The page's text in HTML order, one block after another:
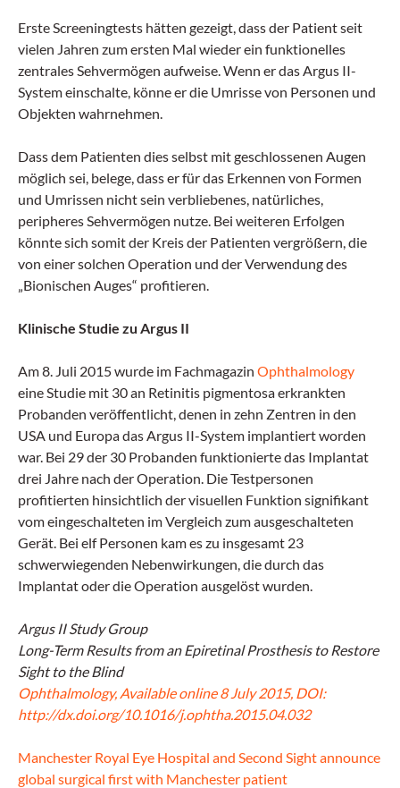
Erste Screeningtests hätten gezeigt, dass der Patient seit
vielen Jahren zum ersten Mal wieder ein funktionelles
zentrales Sehvermögen aufweise. Wenn er das Argus II-
System einschalte, könne er die Umrisse von Personen und
Objekten wahrnehmen.
Dass dem Patienten dies selbst mit geschlossenen Augen
möglich sei, belege, dass er für das Erkennen von Formen
und Umrissen nicht sein verbliebenes, natürliches,
peripheres Sehvermögen nutze. Bei weiteren Erfolgen
könnte sich somit der Kreis der Patienten vergrößern, die
von einer solchen Operation und der Verwendung des
„Bionischen Auges“ profitieren.
Klinische Studie zu Argus II
Am 8. Juli 2015 wurde im Fachmagazin Ophthalmology
eine Studie mit 30 an Retinitis pigmentosa erkrankten
Probanden veröffentlicht, denen in zehn Zentren in den
USA und Europa das Argus II-System implantiert worden
war. Bei 29 der 30 Probanden funktionierte das Implantat
drei Jahre nach der Operation. Die Testpersonen
profitierten hinsichtlich der visuellen Funktion signifikant
vom eingeschalteten im Vergleich zum ausgeschalteten
Gerät. Bei elf Personen kam es zu insgesamt 23
schwerwiegenden Nebenwirkungen, die durch das
Implantat oder die Operation ausgelöst wurden.
Argus II Study Group
Long-Term Results from an Epiretinal Prosthesis to Restore
Sight to the Blind
Ophthalmology, Available online 8 July 2015, DOI:
http://dx.doi.org/10.1016/j.ophtha.2015.04.032
Manchester Royal Eye Hospital and Second Sight announce
global surgical first with Manchester patient